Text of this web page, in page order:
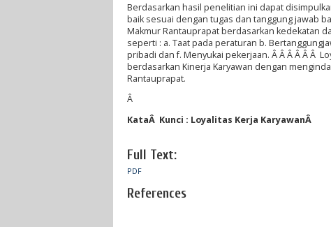
Berdasarkan hasil penelitian ini dapat
baik sesuai dengan tugas dan tanggung jawab
Makmur Rantauprapat berdasarkan kedekatan
seperti : a. Taat pada peraturan b.
pribadi dan f. Menyukai pekerjaan. Â Â Â Â Â Â
berdasarkan Kinerja Karyawan dengan
Rantauprapat.
Â
KataÂ Kunci : Loyalitas Kerja KaryawanÂ
Full Text:
PDF
References